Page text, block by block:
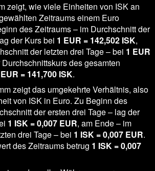
zeigt, wie viele Einheiten von ISK an
Zeitraums einem Euro
des Zeitraums – im Durchschnitt der
der Kurs bei 1 EUR = 142,502 ISK,
der letzten drei Tage – bei 1 EUR
Durchschnittskurs des gesamten
= 141,700 ISK.
zeigt das umgekehrte Verhältnis, also
von ISK in Euro. Zu Beginn des
der ersten drei Tage – lag der
1 ISK = 0,007 EUR, am Ende – im
drei Tage – bei 1 ISK = 0,007 EUR.
des Zeitraums betrug 1 ISK = 0,007